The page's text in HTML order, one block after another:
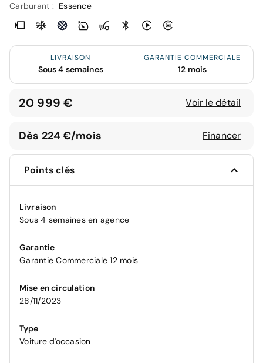
Carburant : Essence
LIVRAISON
Sous 4 semaines
GARANTIE COMMERCIALE
12 mois
20 999 € Voir le détail
Dès 224 €/mois Financer
Points clés
Livraison
Sous 4 semaines en agence
Garantie
Garantie Commerciale 12 mois
Mise en circulation
28/11/2023
Type
Voiture d'occasion